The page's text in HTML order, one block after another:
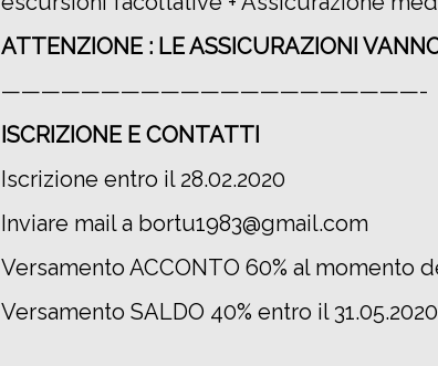
ATTENZIONE : LE ASSICURAZIONI
—————————————————————-
ISCRIZIONE E CONTATTI
Iscrizione entro il 28.02.2020
Inviare mail a bortu1983@gmail.com
Versamento ACCONTO 60% al momento
Versamento SALDO 40% entro il 31.05.2020